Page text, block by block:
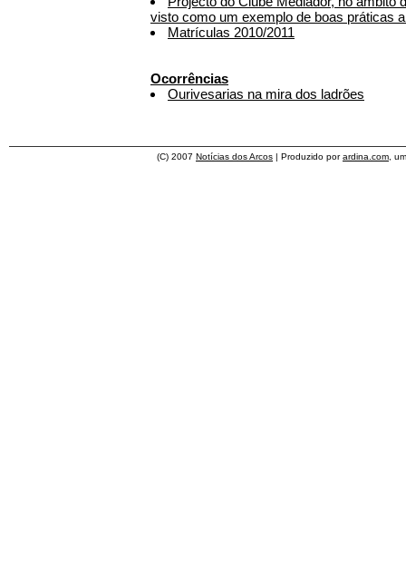
visto como um exemplo de boas práticas
Matrículas 2010/2011
Ocorrências
Ourivesarias na mira dos ladrões
(C) 2007 Notícias dos Arcos | Produzido porardina.com ,